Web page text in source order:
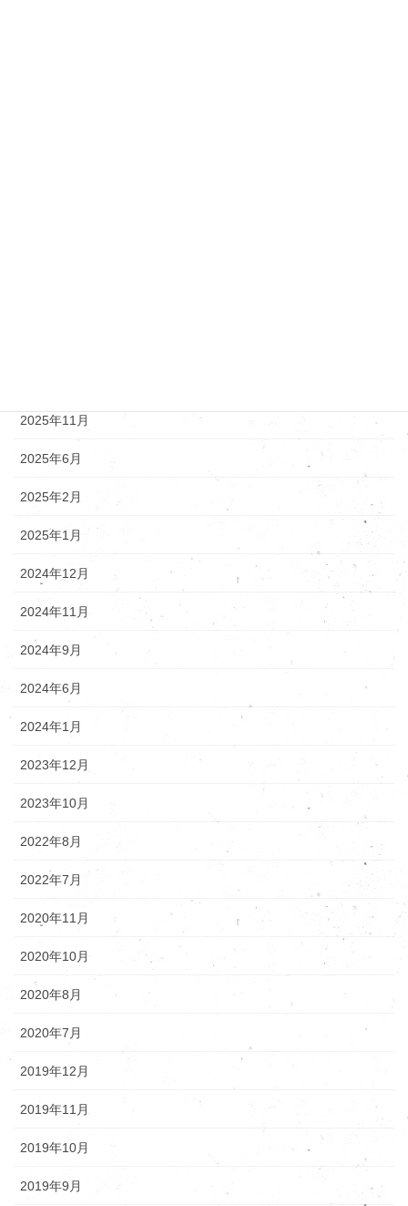
2025年11月
2025年6月
2025年2月
2025年1月
2024年12月
2024年11月
2024年9月
2024年6月
2024年1月
2023年12月
2023年10月
2022年8月
2022年7月
2020年11月
2020年10月
2020年8月
2020年7月
2019年12月
2019年11月
2019年10月
2019年9月